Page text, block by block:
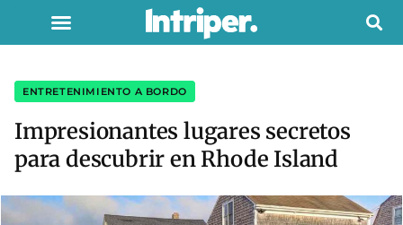
ENTRETENIMIENTO A BORDO
Impresionantes lugares secretos
para descubrir en Rhode Island